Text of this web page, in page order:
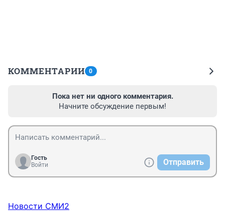
КОММЕНТАРИИ 0
Пока нет ни одного комментария.
Начните обсуждение первым!
Гость
Войти
Отправить
Новости СМИ2